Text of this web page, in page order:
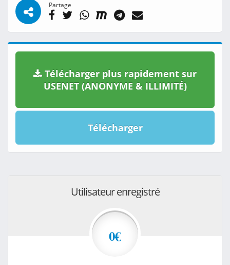
Partage
Télécharger plus rapidement sur
USENET (ANONYME & ILLIMITÉ)
Télécharger
Utilisateur enregistré
0€